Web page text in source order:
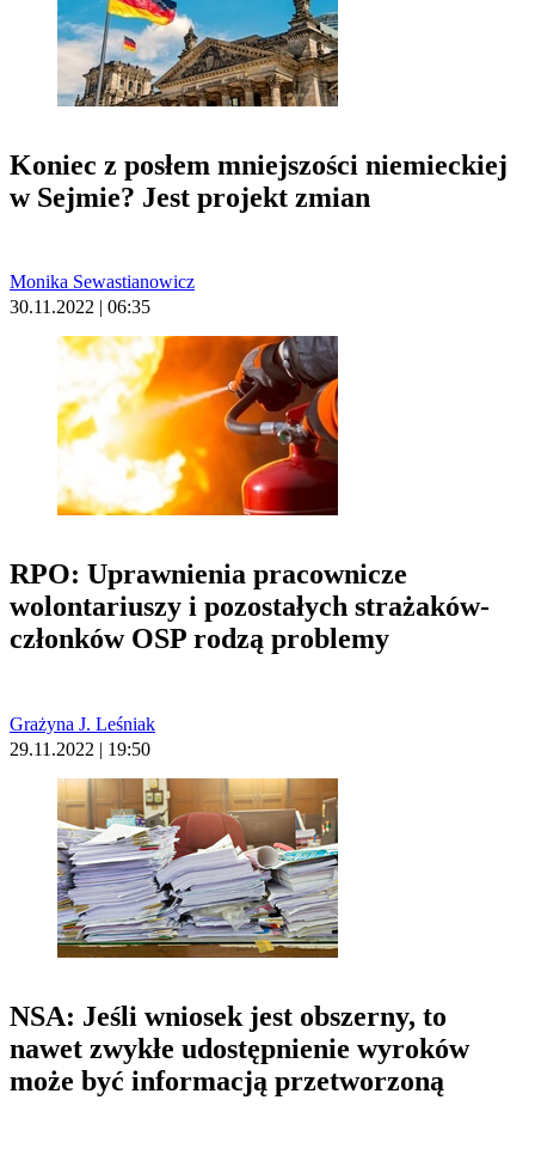
Koniec z posłem mniejszości niemieckiej
w Sejmie? Jest projekt zmian
Monika Sewastianowicz
30.11.2022 | 06:35
RPO: Uprawnienia pracownicze
wolontariuszy i pozostałych strażaków-
członków OSP rodzą problemy
Grażyna J. Leśniak
29.11.2022 | 19:50
NSA: Jeśli wniosek jest obszerny, to
nawet zwykłe udostępnienie wyroków
może być informacją przetworzoną